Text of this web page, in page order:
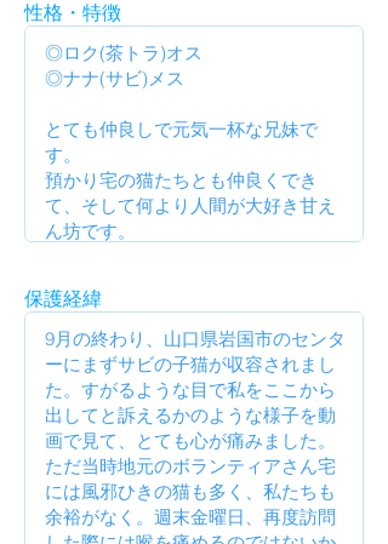
性格・特徴
保護経緯